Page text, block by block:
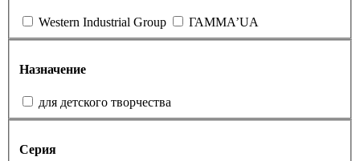
Western Industrial Group ГАММА’UA
Назначение
для детского творчества
Серия